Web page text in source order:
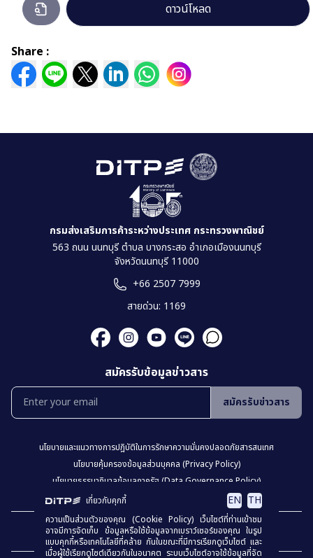
แผนการ
บริหาร
และ
พัฒนา
ทรัพยากร
ดาวน์โหลด
Share :
เกี่ยวกับคุกกี้ EN TH
ความเป็นส่วนตัวของคุณ (Cookie Policy) เว็บไซต์ที่ท่านเข้าชม
อาจมีการจัดเก็บ ข้อมูลหรือใช้ข้อมูลจากเบราว์เซอร์ของคุณ ในรูป
แบบคุกกี้หรือเทคโนโลยีที่คล้าย กันในขณะที่มีการเรียกดูเว็บไซต์ และ
เมื่อผู้ใช้เรียกดูไซต์เดียวกันในอนาคต ระบบเว็บไซต์อาจใช้ข้อมูลที่จัด
กรมส่งเสริมการค้าระหว่างประเทศ กระทรวงพาณิชย์
563 ถนน นนทบุรี ตำบล บางกระสอ อำเภอเมืองนนทบุรี
จังหวัดนนทบุรี 11000
+66 2507 7999
สายด่วน: 1169
สมัครรับข้อมูลข่าวสาร
สมัครรับข่าวสาร
นโยบายเเละเเนวทางการปฎิบัติในการรักษาความมั่นคงปลอดภัยสารสนเทศ
นโยบายคุ้มครองข้อมูลส่วนบุคคล (Privacy Policy)
นโยบายธรรมาภิบาลข้อมูลภาครัฐ (Data Governance Policy)
นโยบายเว็บไซต์ (Website Policy)
การปฏิเสธความรับผิด (Disclaimer)
เเผงผังเว็บไซต์